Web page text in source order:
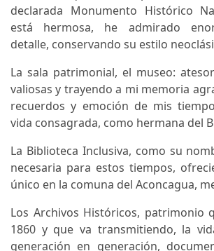
declarada Monumento Histórico
está hermosa, he admirado
detalle, conservando su estilo
La sala patrimonial, el museo:
valiosas y trayendo a mi memoria
recuerdos y emoción de mis
vida consagrada, como hermana del
La Biblioteca Inclusiva, como su
necesaria para estos tiempos,
único en la comuna del Aconcagua,
Los Archivos Históricos, patrimonio
1860 y que va transmitiendo, la
generación en generación,